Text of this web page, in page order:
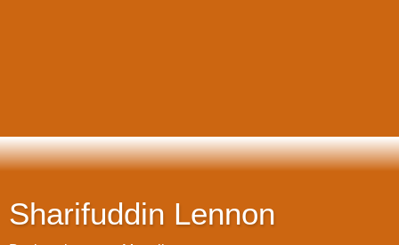
Sharifuddin Lennon